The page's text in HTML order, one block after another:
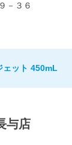
－３６
ェット 450mL
与店